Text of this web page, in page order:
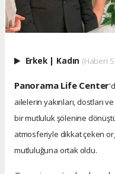
Erkek | Kadın (Haberi
Panorama Life Center
ailelerin yakınları, dostları
bir mutluluk şölenine
atmosferiyle dikkat çeken
mutluluğuna ortak oldu.